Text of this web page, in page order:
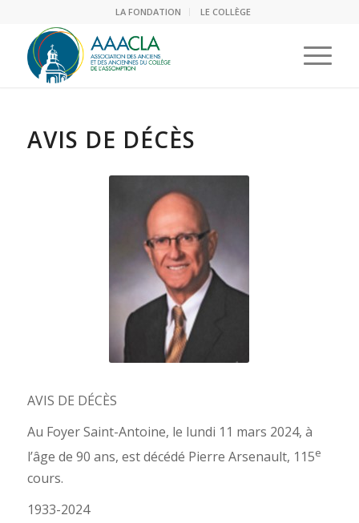
LA FONDATION LE COLLÈGE
AVIS DE DÉCÈS
AVIS DE DÉCÈS
Au Foyer Saint-Antoine, le lundi 11 mars 2024, à
l’âge de 90 ans, est décédé Pierre Arsenault, 115e
cours.
1933-2024